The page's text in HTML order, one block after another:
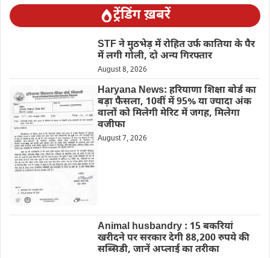
ट्रेंडिंग ख़बरें
STF ने मुठभेड़ में रोहित उर्फ कातिया के पैर
में लगी गोली, दो अन्य गिरफ्तार
August 8, 2026
Haryana News: हरियाणा शिक्षा बोर्ड का
बड़ा फैसला, 10वीं में 95% या ज्यादा अंक
वालों को मिलेगी मेरिट में जगह, मिलेगा
वजीफा
August 7, 2026
Animal husbandry : 15 बकरियां
खरीदने पर सरकार देगी 88,200 रुपये की
सब्सिडी, जानें अप्लाई का तरीका